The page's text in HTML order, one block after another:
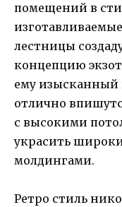
помещений в
лестницы
концепцию
ему изысканный
отлично
с высокими
украсить
молдингами.
Ретро стиль